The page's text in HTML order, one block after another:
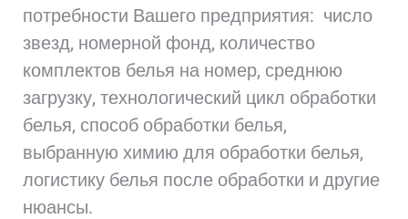
потребности Вашего предприятия: число
звезд, номерной фонд, количество
комплектов белья на номер, среднюю
загрузку, технологический цикл обработки
белья, способ обработки белья,
выбранную химию для обработки белья,
логистику белья после обработки и другие
нюансы.